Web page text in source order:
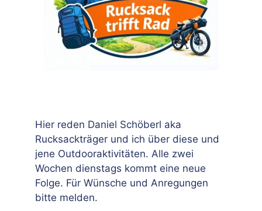
Hier reden Daniel Schöberl aka
Rucksackträger und ich über diese und
jene Outdooraktivitäten. Alle zwei
Wochen dienstags kommt eine neue
Folge. Für Wünsche und Anregungen
bitte melden.